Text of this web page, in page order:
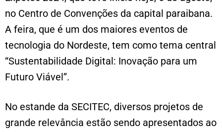
no Centro de Convenções da capital paraibana.
A feira, que é um dos maiores eventos de
tecnologia do Nordeste, tem como tema central
“Sustentabilidade Digital: Inovação para um
Futuro Viável”.
No estande da SECITEC, diversos projetos de
grande relevância estão sendo apresentados ao